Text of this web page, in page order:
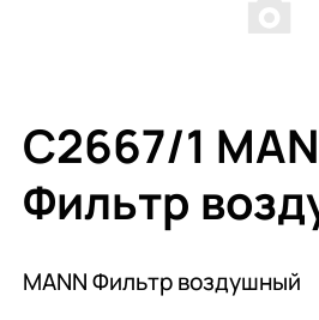
C2667/1
Фильтр
MANN Фильтр воздушный